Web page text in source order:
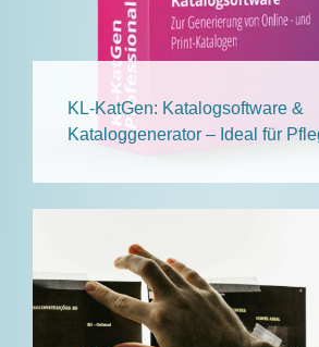
KL-KatGen: Katalogsoftware &
Kataloggenerator – Ideal für